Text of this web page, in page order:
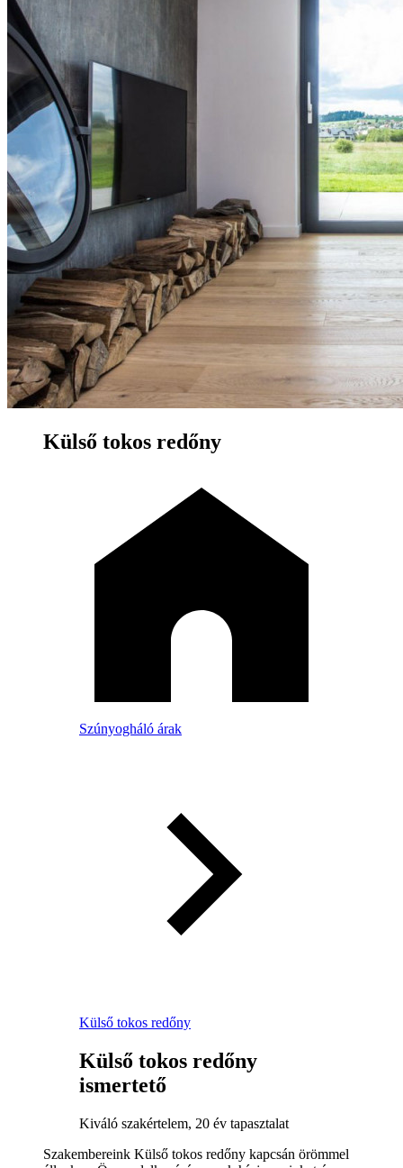
Külső tokos redőny
Szúnyogháló árak
Külső tokos redőny
Külső tokos redőny
ismertető
Kiváló szakértelem, 20 év tapasztalat
Szakembereink Külső tokos redőny kapcsán örömmel